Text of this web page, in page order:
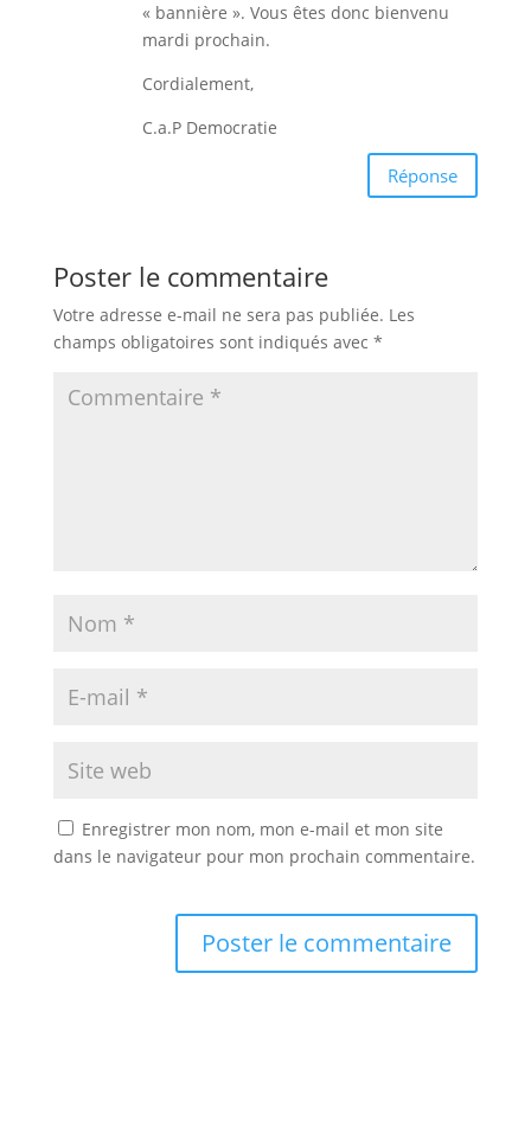
« bannière ». Vous êtes donc bienvenu
mardi prochain.
Cordialement,
C.a.P Democratie
Réponse
Poster le commentaire
Votre adresse e-mail ne sera pas publiée. Les
champs obligatoires sont indiqués avec *
Enregistrer mon nom, mon e-mail et mon site
dans le navigateur pour mon prochain commentaire.